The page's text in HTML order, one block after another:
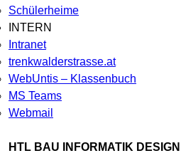
Schülerheime
INTERN
Intranet
trenkwalderstrasse.at
WebUntis – Klassenbuch
MS Teams
Webmail
HTL BAU INFORMATIK DESIGN